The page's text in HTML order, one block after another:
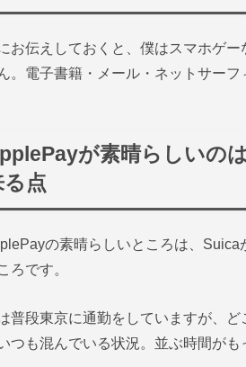
お伝えしておくと、僕はスマホゲ
。電子書籍・メール・ネットサー
が素晴らしいの
る点
の素晴らしいところは、
ろです。
普段東京に通勤をしていますが、
つも混んでいる状況。並ぶ時間が